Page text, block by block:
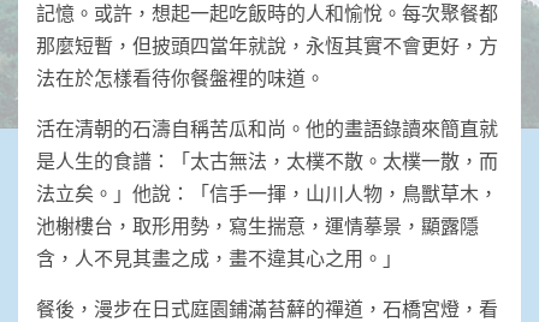
記憶。或許，想起一起吃飯時的人和愉悅。每次聚餐都
那麼短暫，但披頭四當年就說，永恆其實不會更好，方
法在於怎樣看待你餐盤裡的味道。
活在清朝的石濤自稱苦瓜和尚。他的畫語錄讀來簡直就
是人生的食譜：「太古無法，太樸不散。太樸一散，而
法立矣。」他說：「信手一揮，山川人物，鳥獸草木，
池榭樓台，取形用勢，寫生揣意，運情摹景，顯露隱
含，人不見其畫之成，畫不違其心之用。」
餐後，漫步在日式庭園鋪滿苔蘚的禪道，石橋宮燈，看